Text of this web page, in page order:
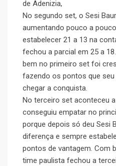
de Adenizia,
No segundo set, o Sesi
aumentando pouco a
estabelecer 21 a 13 na
fechou a parcial em 25 a
bem no primeiro set foi
fazendo os pontos que
chegar a conquista.
No terceiro set aconteceu
conseguiu empatar no
porque depois só deu Sesi
diferença e sempre
pontos de vantagem. Com
time paulista fechou a